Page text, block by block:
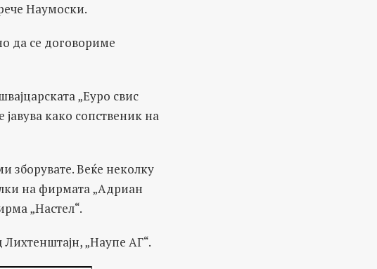
Наумоски.
да се договориме
„Еуро свис
како сопственик на
зборувате. Веќе неколку
на фирмата „Адриан
„Настел“.
„Наупе АГ“.